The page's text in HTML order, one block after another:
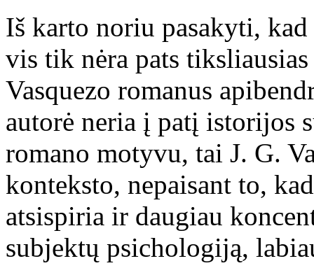
Iš karto noriu pasakyti,
vis tik nėra pats
Vasquezo romanus
autorė neria į patį istorijos
romano motyvu, tai J. G.
konteksto, nepaisant to,
atsispiria ir daugiau
subjektų psichologiją,